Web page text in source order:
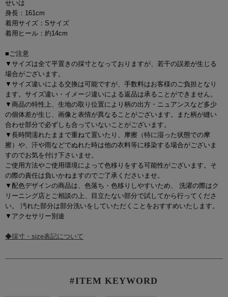
せいは
身長：161cm
着用サイズ：Sサイズ
着用ヒール：約14cm
■ご注意
▼サイズは全て平置きの採寸となっておりますが、若干の誤差が生じる
場合がございます。
▼サイズ違いによる交換は可能ですが、手数料はお客様のご負担となり
ます。サイズ違い・イメージ違いによる返品は承ることができません。
▼商品の特性上、生地の取り位置により柄の出方・ニュアンスなど多少
の個体差が生じ、画像と表情が異なることがございます。また柄が縫い
合わせ部分で必ずしも合っていないことがございます。
▼長時間濡れたままで重ねて置いたり、摩擦（特に湿った状態での摩
擦）や、汗や雨などでぬれた時は他の衣料等に移染する場合がございま
すのでお気を付け下さいませ。
ご使用方法やご使用環境によって色移りをする可能性がございます。そ
の際の責任は負いかねますのでご了承くださいませ。
▼配色デザインの商品は、色落ち・色移りしやすいため、 洗濯の際はク
リーニング店とご相談の上、目立たない部分で試してから行ってくださ
い。 汚れた部分は部分洗いをしていただくことをおすすめいたします。
▼アクセサリー別途
◆採寸・size表記について
#ITEM KEYWORD